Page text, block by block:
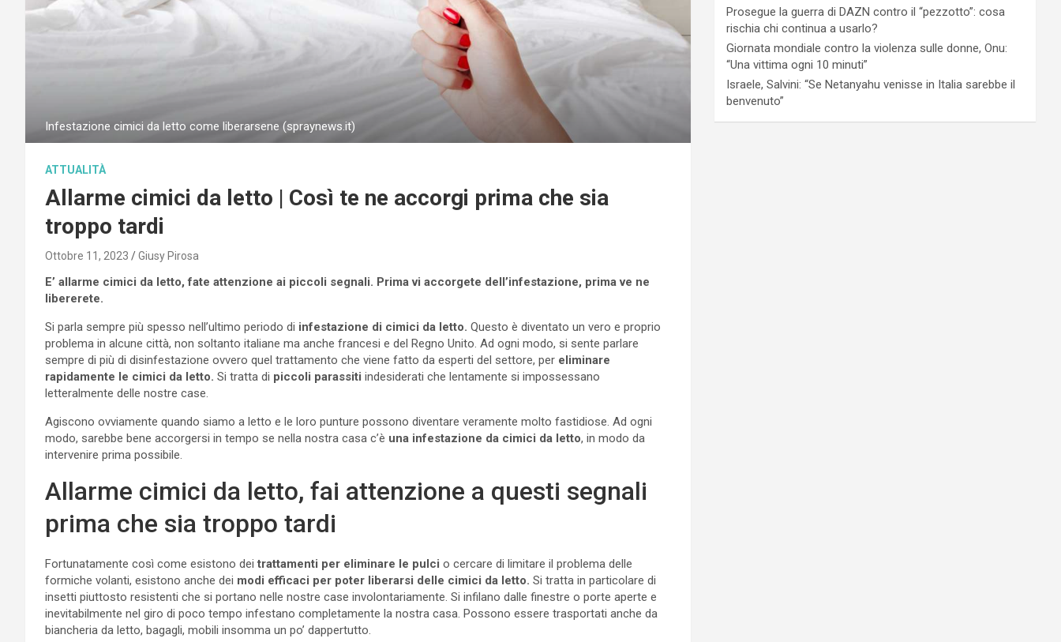
Infestazione cimici da letto come liberarsene (spraynews.it)
ATTUALITÀ
Allarme cimici da letto | Così te ne accorgi prima che sia
troppo tardi
Ottobre 11, 2023 Giusy Pirosa
E’ allarme cimici da letto, fate attenzione ai piccoli segnali. Prima vi accorgete dell’infestazione, prima ve ne
libererete.
Si parla sempre più spesso nell’ultimo periodo di infestazione di cimici da letto. Questo è diventato un vero e proprio
problema in alcune città, non soltanto italiane ma anche francesi e del Regno Unito. Ad ogni modo, si sente parlare
sempre di più di disinfestazione ovvero quel trattamento che viene fatto da esperti del settore, per eliminare
rapidamente le cimici da letto. Si tratta di piccoli parassiti indesiderati che lentamente si impossessano
letteralmente delle nostre case.
Agiscono ovviamente quando siamo a letto e le loro punture possono diventare veramente molto fastidiose. Ad ogni
modo, sarebbe bene accorgersi in tempo se nella nostra casa c’è una infestazione da cimici da letto, in modo da
intervenire prima possibile.
Allarme cimici da letto, fai attenzione a questi segnali
prima che sia troppo tardi
Fortunatamente così come esistono deitrattamenti per eliminare le pulci o cercare di limitare il problema delle
formiche volanti, esistono anche dei modi efficaci per poter liberarsi delle cimici da letto. Si tratta in particolare di
insetti piuttosto resistenti che si portano nelle nostre case involontariamente. Si infilano dalle finestre o porte aperte e
inevitabilmente nel giro di poco tempo infestano completamente la nostra casa. Possono essere trasportati anche da
biancheria da letto, bagagli, mobili insomma un po’ dappertutto.
Prosegue la guerra di DAZN contro il “pezzotto”: cosa
rischia chi continua a usarlo?
Giornata mondiale contro la violenza sulle donne, Onu:
“Una vittima ogni 10 minuti”
Israele, Salvini: “Se Netanyahu venisse in Italia sarebbe il
benvenuto”